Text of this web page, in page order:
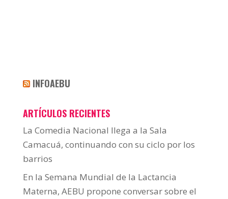
INFOAEBU
ARTÍCULOS RECIENTES
La Comedia Nacional llega a la Sala
Camacuá, continuando con su ciclo por los
barrios
En la Semana Mundial de la Lactancia
Materna, AEBU propone conversar sobre el